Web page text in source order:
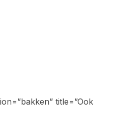
title=”Ook